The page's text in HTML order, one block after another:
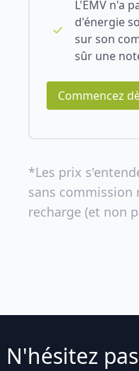
L'EMV n'a
d'énergie
sur son
sûr une
Commencez
*Les prix
sans commission
recharge (et non
N'hésitez